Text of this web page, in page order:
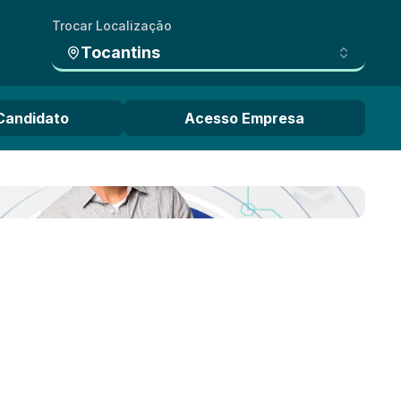
Trocar Localização
Tocantins
Acesso Empresa